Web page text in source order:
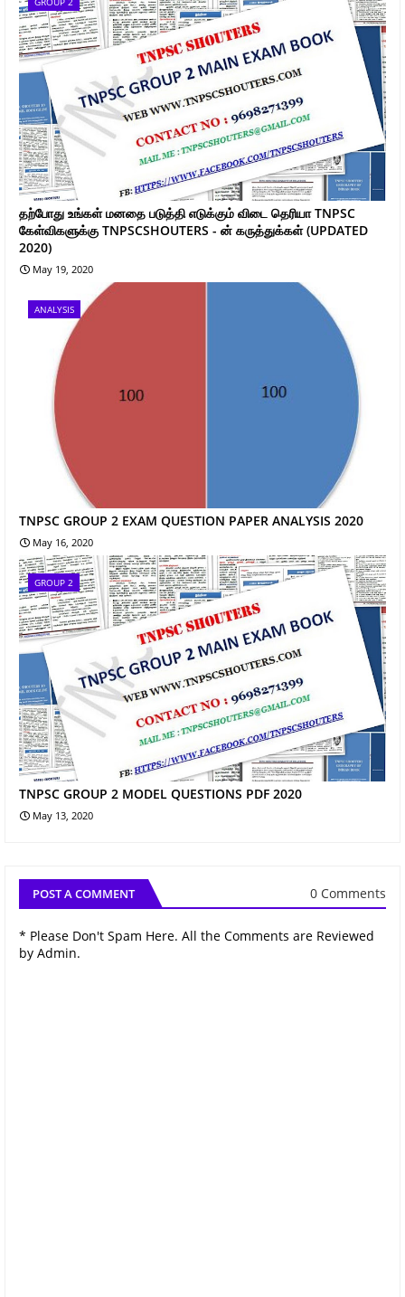
தற்போது உங்கள் மனதை படுத்தி எடுக்கும் விடை தெரியா TNPSC
கேள்விகளுக்கு TNPSCSHOUTERS - ன் கருத்துக்கள் (UPDATED
2020)
May 19, 2020
ANALYSIS
TNPSC GROUP 2 EXAM QUESTION PAPER ANALYSIS 2020
May 16, 2020
GROUP 2
TNPSC GROUP 2 MODEL QUESTIONS PDF 2020
May 13, 2020
POST A COMMENT 0 Comments
* Please Don't Spam Here. All the Comments are Reviewed
by Admin.